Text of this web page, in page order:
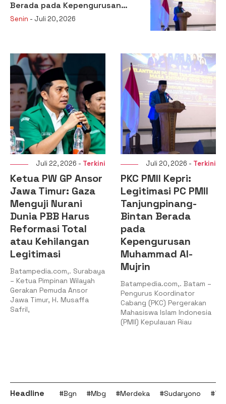
Berada pada Kepengurusan
Muhammad Al-Mujrin
Senin - Juli 20, 2026
Juli 22, 2026 - Terkini
Ketua PW GP Ansor
Jawa Timur: Gaza
Menguji Nurani
Dunia PBB Harus
Reformasi Total
atau Kehilangan
Legitimasi
Batampedia.com,. Surabaya
– Ketua Pimpinan Wilayah
Gerakan Pemuda Ansor
Jawa Timur, H. Musaffa
Safril,
Juli 20, 2026 - Terkini
PKC PMII Kepri:
Legitimasi PC PMII
Tanjungpinang-
Bintan Berada
pada
Kepengurusan
Muhammad Al-
Mujrin
Batampedia.com,. Batam –
Pengurus Koordinator
Cabang (PKC) Pergerakan
Mahasiswa Islam Indonesia
(PMII) Kepulauan Riau
Headline #Bgn #Mbg #Merdeka #Sudaryono